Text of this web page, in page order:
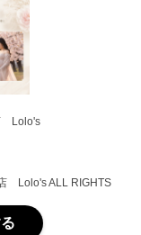
Lolo's
Lolo's ALL RIGHTS